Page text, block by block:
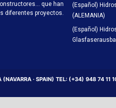
que han
diferentes proyectos.
(Español)
(ALEMANIA)
(Español)
· SPAIN) TEL: (+34) 948 74